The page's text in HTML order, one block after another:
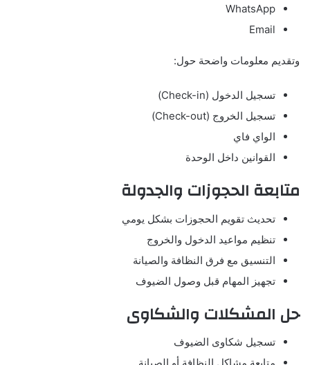
WhatsApp
Email
وتقديم معلومات واضحة حول:
تسجيل الدخول (Check-in)
تسجيل الخروج (Check-out)
الواي فاي
القوانين داخل الوحدة
متابعة الحجوزات والجدولة
تحديث تقويم الحجوزات بشكل يومي
تنظيم مواعيد الدخول والخروج
التنسيق مع فرق النظافة والصيانة
تجهيز المهام قبل وصول الضيوف
حل المشكلات والشكاوى
تسجيل شكاوى الضيوف